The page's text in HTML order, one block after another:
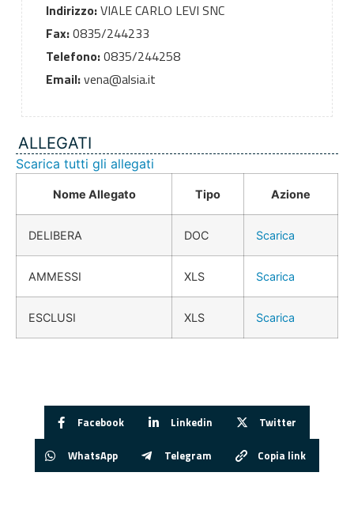
Indirizzo:VIALE CARLO LEVI SNC
Fax:0835/244233
Telefono:0835/244258
Email:vena@alsia.it
ALLEGATI
Scarica tutti gli allegati
Nome Allegato Tipo Azione
DELIBERA DOC Scarica
AMMESSI XLS Scarica
ESCLUSI XLS Scarica
Facebook Linkedin Twitter
WhatsApp Telegram Copia link